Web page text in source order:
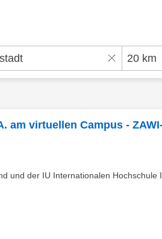
am virtuellen Campus -
und der IU Internationalen Hochschule